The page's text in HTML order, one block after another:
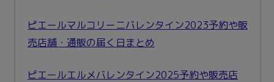
ピエールマルコリーニバレンタイン2023予約や販
売店舗・通販の届く日まとめ
ピエールエルメバレンタイン2025予約や販売店